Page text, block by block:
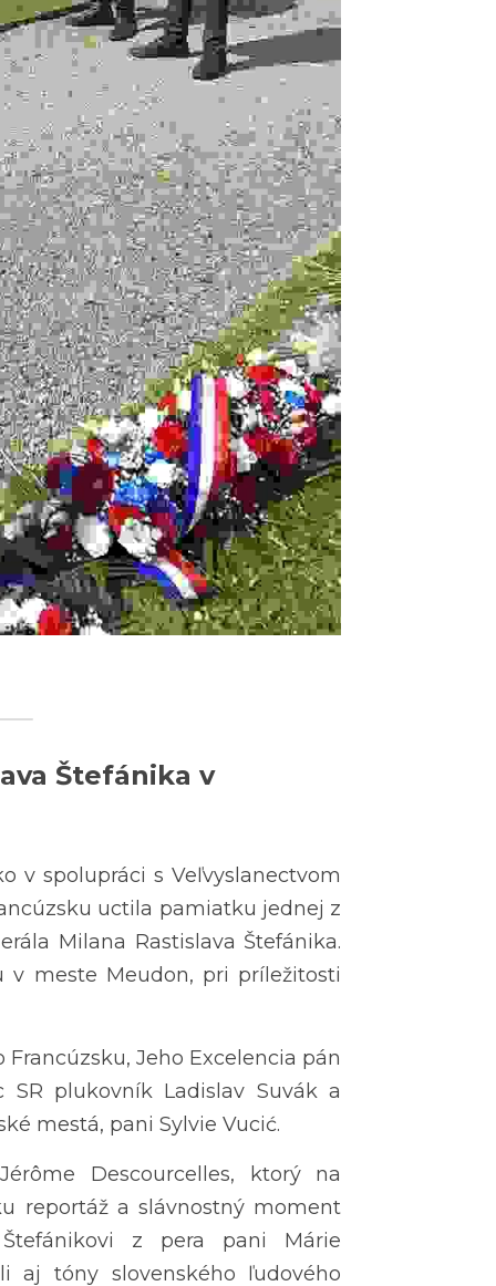
Štefánika v
v spolupráci s Veľvyslanectvom
uctila pamiatku jednej z
Milana Rastislava Štefánika.
v meste Meudon, pri príležitosti
Jeho Excelencia pán
plukovník Ladislav Suvák a
mestá, pani Sylvie Vucić.
Descourcelles, ktorý na
reportáž a slávnostný moment
z pera pani Márie
aj tóny slovenského ľudového